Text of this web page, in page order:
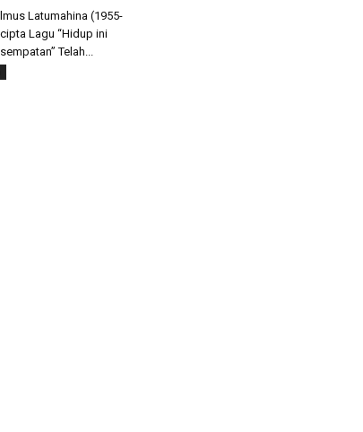
Latumahina (1955-
Lagu “Hidup ini
Telah...